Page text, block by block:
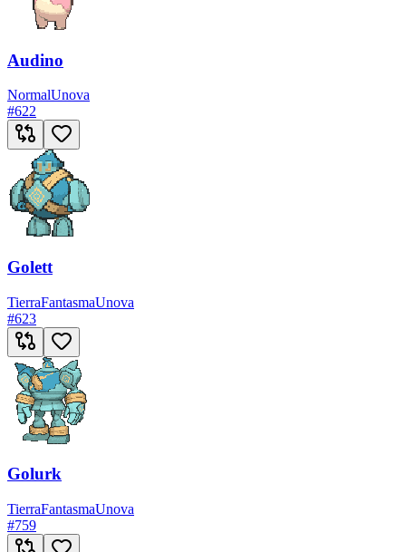
Audino
NormalUnova
#622
Golett
TierraFantasmaUnova
#623
Golurk
TierraFantasmaUnova
#759